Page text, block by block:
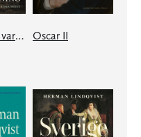
När Sverige var i gungning Oscar II